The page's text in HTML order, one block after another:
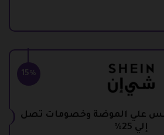
15%
علي الموضة وخصومات تصل
إلي 25%